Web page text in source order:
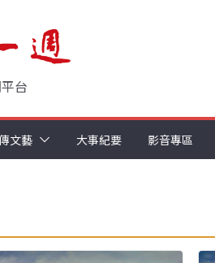
台
文藝 大事紀要 影音專區